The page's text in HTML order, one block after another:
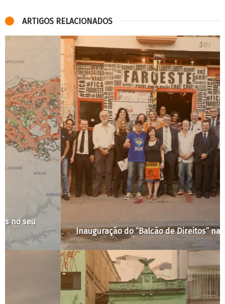
ARTIGOS RELACIONADOS
Inauguração do “Balcão de Direitos” na Luz